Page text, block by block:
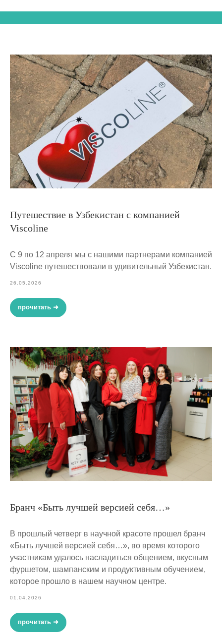
Путешествие в Узбекистан с компанией
Viscoline
С 9 по 12 апреля мы с нашими партнерами компанией
Viscoline путешествовали в удивительный Узбекистан.
26.05.2026
прочитать ➜
Бранч «Быть лучшей версией себя…»
В прошлый четверг в научной красоте прошел бранч
«Быть лучшей версией себя…», во время которого
участникам удалось насладиться общением, вкусным
фуршетом, шампанским и продуктивным обучением,
которое прошло в нашем научном центре.
01.04.2026
прочитать ➜